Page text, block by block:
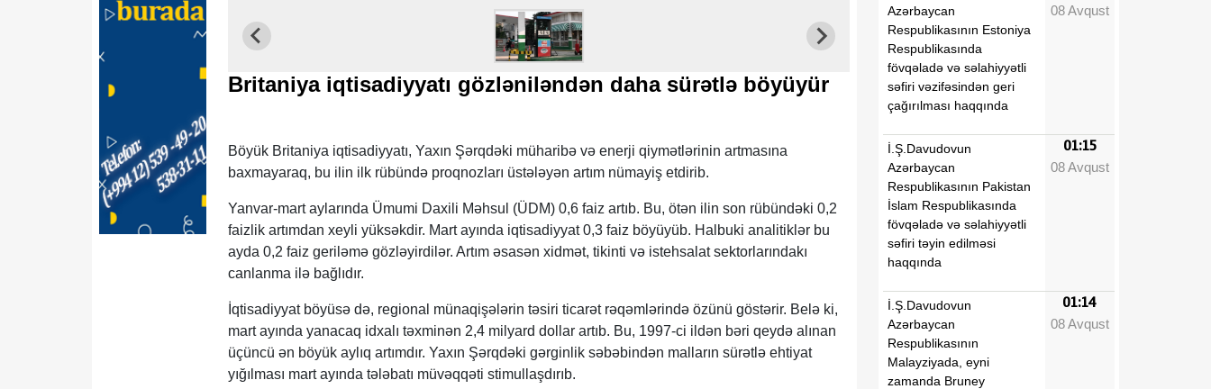
Britaniya iqtisadiyyatı gözləniləndən daha sürətlə böyüyür
Böyük Britaniya iqtisadiyyatı, Yaxın Şərqdəki müharibə və enerji qiymətlərinin artmasına
baxmayaraq, bu ilin ilk rübündə proqnozları üstələyən artım nümayiş etdirib.
Yanvar-mart aylarında Ümumi Daxili Məhsul (ÜDM) 0,6 faiz artıb. Bu, ötən ilin son rübündəki 0,2
faizlik artımdan xeyli yüksəkdir. Mart ayında iqtisadiyyat 0,3 faiz böyüyüb. Halbuki analitiklər bu
ayda 0,2 faiz geriləmə gözləyirdilər. Artım əsasən xidmət, tikinti və istehsalat sektorlarındakı
canlanma ilə bağlıdır.
İqtisadiyyat böyüsə də, regional münaqişələrin təsiri ticarət rəqəmlərində özünü göstərir. Belə ki,
mart ayında yanacaq idxalı təxminən 2,4 milyard dollar artıb. Bu, 1997-ci ildən bəri qeydə alınan
üçüncü ən böyük aylıq artımdır. Yaxın Şərqdəki gərginlik səbəbindən malların sürətlə ehtiyat
yığılması mart ayında tələbatı müvəqqəti stimullaşdırıb.
Azərbaycan
Respublikasının Estoniya
Respublikasında
fövqəladə və səlahiyyətli
səfiri vəzifəsindən geri
çağırılması haqqında
08 Avqust
İ.Ş.Davudovun
Azərbaycan
Respublikasının Pakistan
İslam Respublikasında
fövqəladə və səlahiyyətli
səfiri təyin edilməsi
haqqında
01:15
08 Avqust
İ.Ş.Davudovun
Azərbaycan
Respublikasının
Malayziyada, eyni
zamanda Bruney
01:14
08 Avqust